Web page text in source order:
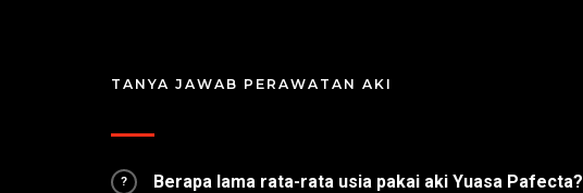
TANYA JAWAB PERAWATAN AKI
? Berapa lama rata-rata usia pakai aki Yuasa Pafecta?